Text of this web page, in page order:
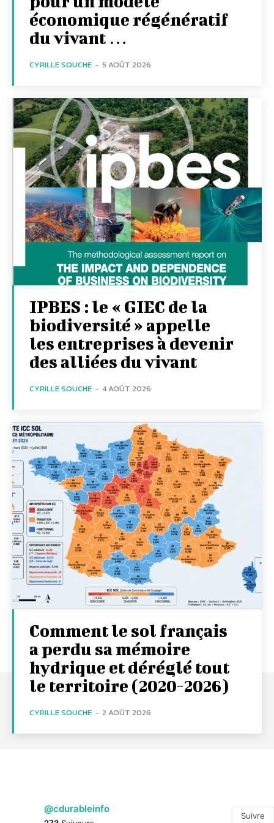
économique régénératif
du vivant …
CYRILLE SOUCHE - 5 AOÛT 2026
IPBES : le « GIEC de la
biodiversité » appelle
les entreprises à devenir
des alliées du vivant
CYRILLE SOUCHE - 4 AOÛT 2026
Comment le sol français
a perdu sa mémoire
hydrique et déréglé tout
le territoire (2020-2026)
CYRILLE SOUCHE - 2 AOÛT 2026
@cdurableinfo
Suivre